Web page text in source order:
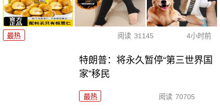
最热 阅读 31145 4小时前
特朗普：将永久暂停“第三世界国
家”移民
最热 阅读 70705